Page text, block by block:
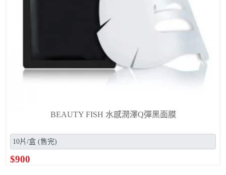
BEAUTY FISH 水感潤澤Q彈黑面膜
$900